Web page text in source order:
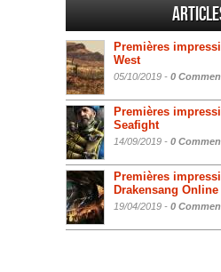
Premières
West
05/10/2019 - 0
Premières
Seafight
14/09/2019 - 0
Premières
Drakensang Online
19/04/2019 - 0